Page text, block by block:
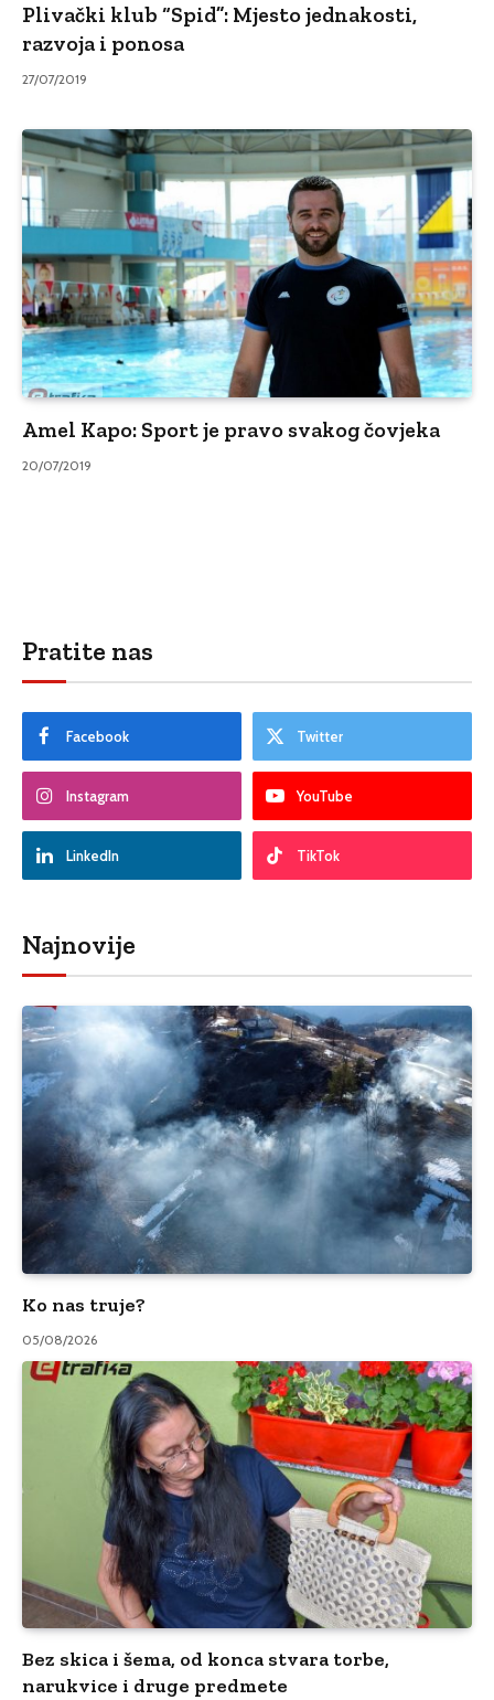
Plivački klub “Spid”: Mjesto jednakosti,
razvoja i ponosa
27/07/2019
Amel Kapo: Sport je pravo svakog čovjeka
20/07/2019
Pratite nas
Facebook Twitter
Instagram YouTube
LinkedIn TikTok
Najnovije
Ko nas truje?
05/08/2026
Bez skica i šema, od konca stvara torbe,
narukvice i druge predmete